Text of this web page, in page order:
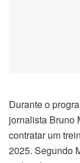
Durante o
jornalista Bruno
contratar um
2025. Segundo